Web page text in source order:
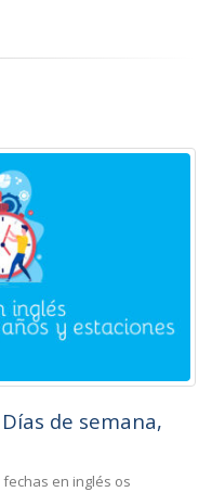
de semana,
en inglés os